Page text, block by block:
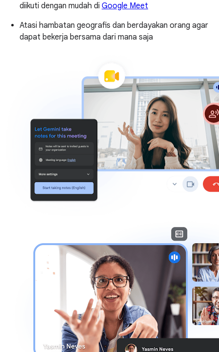
diikuti dengan mudah di Google Meet
Atasi hambatan geografis dan berdayakan orang agar
dapat bekerja bersama dari mana saja